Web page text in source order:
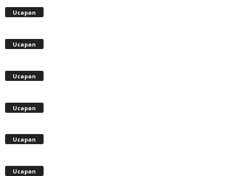
Ucapan
Ucapan
Ucapan
Ucapan
Ucapan
Ucapan